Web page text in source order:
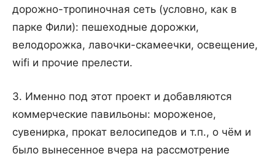
дорожно-тропиночная сеть (условно, как в
парке Фили): пешеходные дорожки,
велодорожка, лавочки-скамеечки, освещение,
wifi и прочие прелести.
3. Именно под этот проект и добавляются
коммерческие павильоны: мороженое,
сувенирка, прокат велосипедов и т.п., о чём и
было вынесенное вчера на рассмотрение